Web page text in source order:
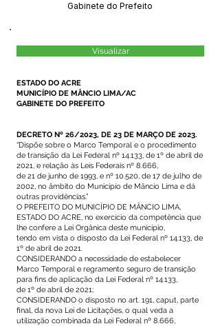
Gabinete do Prefeito
Visualizar
ESTADO DO ACRE
MUNICÍPIO DE MÂNCIO LIMA/AC
GABINETE DO PREFEITO
DECRETO Nº 26/2023, DE 23 DE MARÇO DE 2023.
“Dispõe sobre o Marco Temporal e o procedimento
de transição da Lei Federal nº 14.133, de 1º de abril de
2021, e relação às Leis Federais nº 8.666,
de 21 de junho de 1993, e nº 10.520, de 17 de julho de
2002, no âmbito do Município de Mâncio Lima e dá
outras providências.”
O PREFEITO DO MUNICÍPIO DE MÂNCIO LIMA,
ESTADO DO ACRE, no exercício da competência que
lhe confere a Lei Orgânica deste município,
tendo em vista o disposto da Lei Federal nº 14.133, de
1º de abril de 2021.
CONSIDERANDO a necessidade de estabelecer
Marco Temporal e regramento seguro de transição
para fins de aplicação da Lei Federal nº 14.133,
de 1º de abril de 2021;
CONSIDERANDO o disposto no art. 191, caput, parte
final, da nova Lei de Licitações, o qual veda a
utilização combinada da Lei Federal nº 8.666,